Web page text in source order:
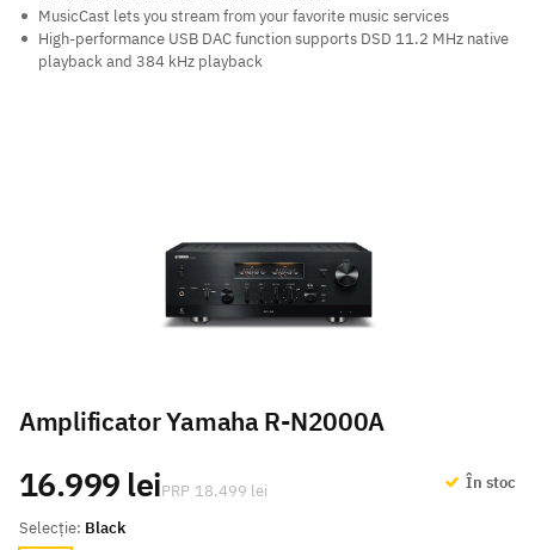
MusicCast lets you stream from your favorite music services
High-performance USB DAC function supports DSD 11.2 MHz native
playback and 384 kHz playback
Amplificator Yamaha R-N2000A
În stoc
Selecție: Black
16.999 lei 18.499 lei